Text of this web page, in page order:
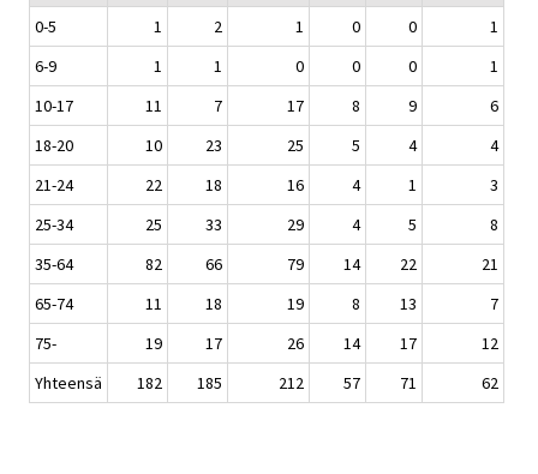
0-5
1 2 1 0 0
1
6-9
1 1 0 0 0
1
10-17
11 7 17 8 9
6
18-20
10 23 25 5 4
4
21-24
22 18 16 4 1
3
25-34
25 33 29 4 5
8
35-64
82 66 79 14 22
21
65-74
11 18 19 8 13
7
75-
19 17 26 14 17
12
Yhteensä
182 185 212 57 71 62